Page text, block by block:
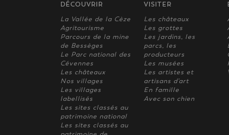
DÉCOUVRIR
La Vallée de la Cèze
Agritourisme
Parcours de la mine
de Bessèges
Le Parc national des
Cévennes
Les châteaux
Nos villages
Les villages
labellisés
Les sites classés au
patrimoine national
Les sites classés au
VISITER
Les châteaux
Les grottes
Les jardins, les
parcs, les
producteurs
Les musées
Les artistes et
artisans d'art
En famille
Avec son chien